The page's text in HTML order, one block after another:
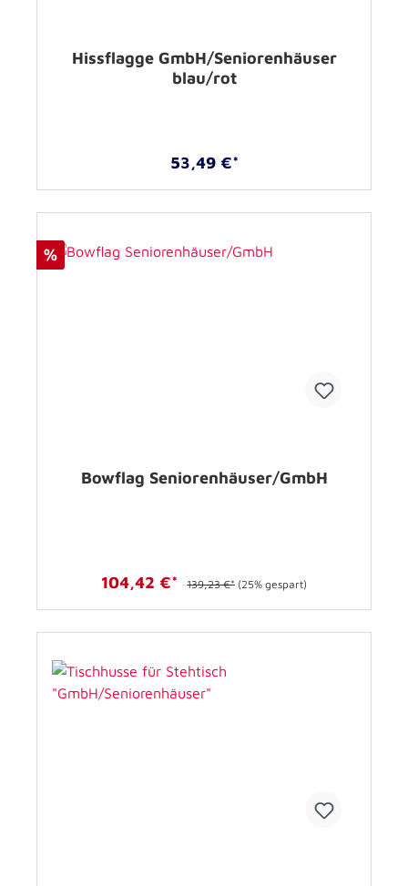
Hissflagge GmbH/Seniorenhäuser
blau/rot
53,49 €*
%
Bowflag Seniorenhäuser/GmbH
104,42 €* 139,23 €* (25% gespart)